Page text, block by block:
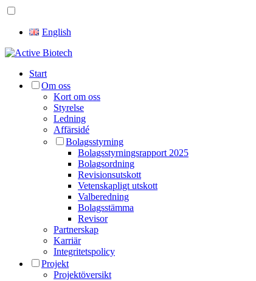
English
Start
Om oss
Kort om oss
Styrelse
Ledning
Affärsidé
Bolagsstyrning
Bolagsstyrningsrapport 2025
Bolagsordning
Revisionsutskott
Vetenskapligt utskott
Valberedning
Bolagsstämma
Revisor
Partnerskap
Karriär
Integritetspolicy
Projekt
Projektöversikt